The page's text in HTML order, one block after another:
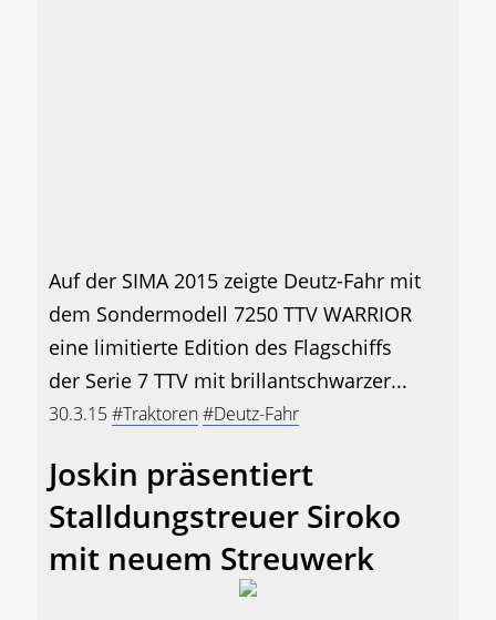
Auf der SIMA 2015 zeigte Deutz-Fahr mit
dem Sondermodell 7250 TTV WARRIOR
eine limitierte Edition des Flagschiffs
der Serie 7 TTV mit brillantschwarzer...
30.3.15#Traktoren#Deutz-Fahr
Joskin präsentiert
Stalldungstreuer Siroko
mit neuem Streuwerk